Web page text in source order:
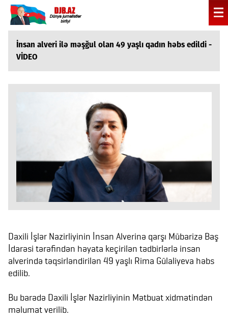
İnsan alveri ilə məşğul olan 49 yaşlı qadın həbs edildi -
VİDEO
Daxili İşlər Nazirliyinin İnsan Alverinə qarşı Mübarizə Baş
İdarəsi tərəfindən həyata keçirilən tədbirlərlə insan
alverində təqsirləndirilən 49 yaşlı Rima Gülaliyeva həbs
edilib.
Bu barədə Daxili İşlər Nazirliyinin Mətbuat xidmətindən
məlumat verilib.